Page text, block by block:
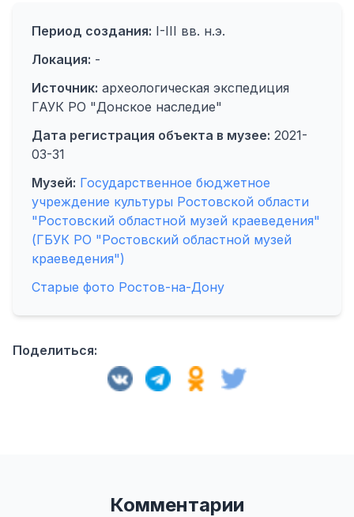
Период создания: I-III вв. н.э.
Локация: -
Источник: археологическая экспедиция
ГАУК РО "Донское наследие"
Дата регистрация объекта в музее: 2021-
03-31
Музей: Государственное бюджетное
учреждение культуры Ростовской области
"Ростовский областной музей краеведения"
(ГБУК РО "Ростовский областной музей
краеведения")
Старые фото Ростов-на-Дону
Поделиться:
Комментарии